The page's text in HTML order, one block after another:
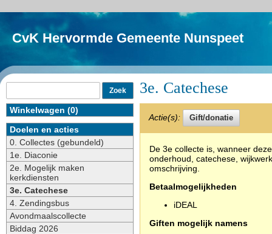
CvK Hervormde Gemeente Nunspeet
3e. Catechese
Actie(s):
De 3e collecte is, wanneer
onderhoud, catechese,
omschrijving.
Betaalmogelijkheden
iDEAL
Giften mogelijk namens
Winkelwagen (0)
Doelen en acties
0. Collectes (gebundeld)
1e. Diaconie
2e. Mogelijk maken
kerkdiensten
3e. Catechese
4. Zendingsbus
Avondmaalscollecte
Biddag 2026